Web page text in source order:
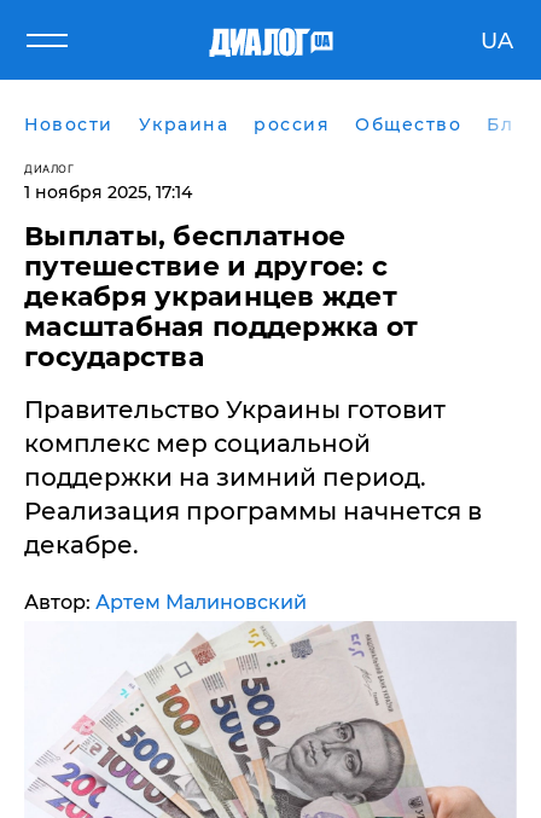
UA
Новости Украина россия Общество
ДИАЛОГ
1 ноября 2025, 17:14
Выплаты, бесплатное
путешествие и другое: с
декабря украинцев ждет
масштабная поддержка от
государства
Правительство Украины готовит
комплекс мер социальной
поддержки на зимний период.
Реализация программы начнется в
декабре.
Автор: Артем Малиновский